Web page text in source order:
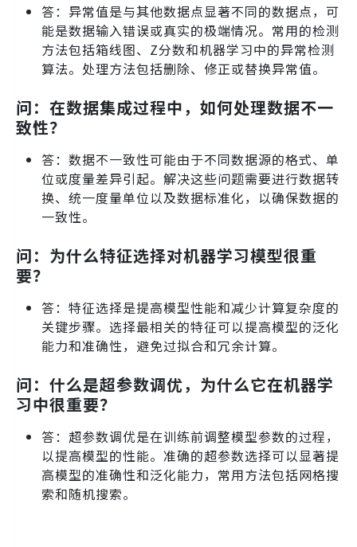
答：异常值是与其他数据点显著不同的数据点，可
能是数据输入错误或真实的极端情况。常用的检测
方法包括箱线图、Z分数和机器学习中的异常检测
算法。处理方法包括删除、修正或替换异常值。
问：在数据集成过程中，如何处理数据不一
致性？
答：数据不一致性可能由于不同数据源的格式、单
位或度量差异引起。解决这些问题需要进行数据转
换、统一度量单位以及数据标准化，以确保数据的
一致性。
问：为什么特征选择对机器学习模型很重
要？
答：特征选择是提高模型性能和减少计算复杂度的
关键步骤。选择最相关的特征可以提高模型的泛化
能力和准确性，避免过拟合和冗余计算。
问：什么是超参数调优，为什么它在机器学
习中很重要？
答：超参数调优是在训练前调整模型参数的过程，
以提高模型的性能。准确的超参数选择可以显著提
高模型的准确性和泛化能力，常用方法包括网格搜
索和随机搜索。